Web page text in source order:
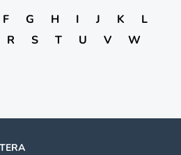
F G H I J K
L
R S T U V
W